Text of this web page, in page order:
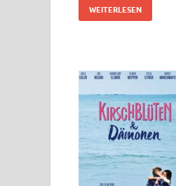
WEITERLESEN